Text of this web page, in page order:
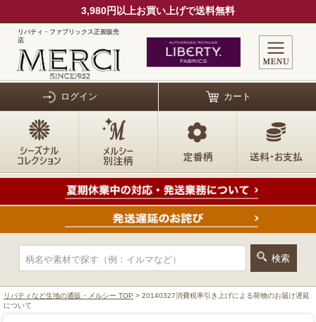
3,980円以上お買い上げで送料無料
リバティ・ファブリックス正規販売
店
ログイン カート
リバティなど生地の通販・メルシー TOP > 20140327消費税率引き上げによる荷物のお届け遅延
について